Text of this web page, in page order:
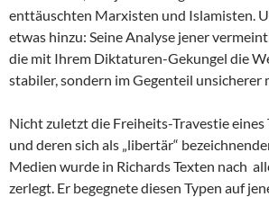
enttäuschten Marxisten und Islamisten.
etwas hinzu: Seine Analyse jener
die mit Ihrem Diktaturen-Gekungel die
stabiler, sondern im Gegenteil unsicherer
Nicht zuletzt die Freiheits-Travestie eines
und deren sich als „libertär“
Medien wurde in Richards Texten nach
zerlegt. Er begegnete diesen Typen auf